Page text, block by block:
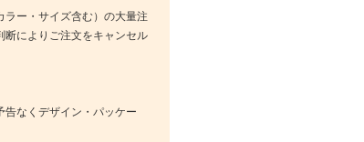
ー・サイズ含む）の大量注
によりご注文をキャンセル
なくデザイン・パッケー